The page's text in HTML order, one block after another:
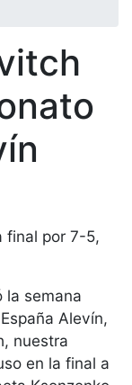
final por 7-5,
la semana
Alevín,
nuestra
en la final a